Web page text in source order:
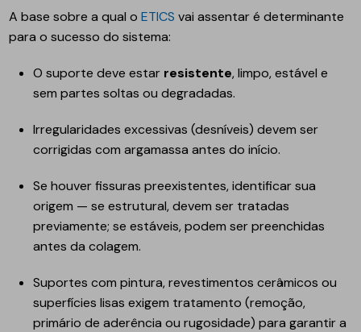
A base sobre a qual oETICS vai assentar é determinante
para o sucesso do sistema:
O suporte deve estar resistente, limpo, estável e
sem partes soltas ou degradadas.
Irregularidades excessivas (desníveis) devem ser
corrigidas com argamassa antes do início.
Se houver fissuras preexistentes, identificar sua
origem — se estrutural, devem ser tratadas
previamente; se estáveis, podem ser preenchidas
antes da colagem.
Suportes com pintura, revestimentos cerâmicos ou
superfícies lisas exigem tratamento (remoção,
primário de aderência ou rugosidade) para garantir a